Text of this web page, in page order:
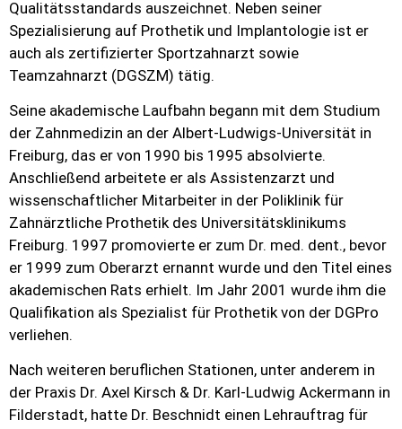
Qualitätsstandards auszeichnet. Neben seiner
Spezialisierung auf Prothetik und Implantologie ist er
auch als zertifizierter Sportzahnarzt sowie
Teamzahnarzt (DGSZM) tätig.
Seine akademische Laufbahn begann mit dem Studium
der Zahnmedizin an der Albert-Ludwigs-Universität in
Freiburg, das er von 1990 bis 1995 absolvierte.
Anschließend arbeitete er als Assistenzarzt und
wissenschaftlicher Mitarbeiter in der Poliklinik für
Zahnärztliche Prothetik des Universitätsklinikums
Freiburg. 1997 promovierte er zum Dr. med. dent., bevor
er 1999 zum Oberarzt ernannt wurde und den Titel eines
akademischen Rats erhielt. Im Jahr 2001 wurde ihm die
Qualifikation als Spezialist für Prothetik von der DGPro
verliehen.
Nach weiteren beruflichen Stationen, unter anderem in
der Praxis Dr. Axel Kirsch & Dr. Karl-Ludwig Ackermann in
Filderstadt, hatte Dr. Beschnidt einen Lehrauftrag für